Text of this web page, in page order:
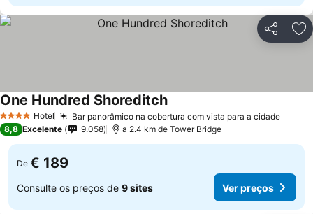
Partilhar
4 EstrelasHotel Bar panorâmico na cobertura com vista para a cidadeVer
One Hundred ShoreditchVer preços
8,8 Excelente 9.058 a 2.4 km de Tower Bridge
De € 189
Consulte os preços de 9 sites Ver preços